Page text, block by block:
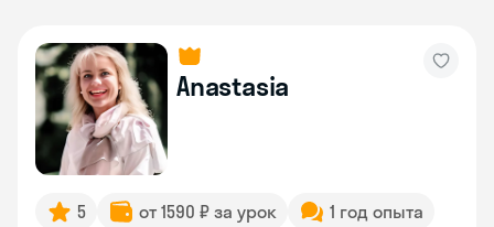
Anastasia
5 от 1590 ₽ за урок
1 год опыта